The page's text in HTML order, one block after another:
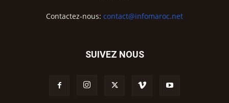
Contactez-nous: contact@infomaroc.net
SUIVEZ NOUS